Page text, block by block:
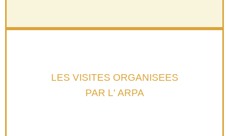
LES VISITES ORGANISEES
PAR L' ARPA